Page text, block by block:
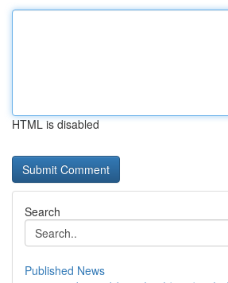
HTML is disabled
Search
Published News